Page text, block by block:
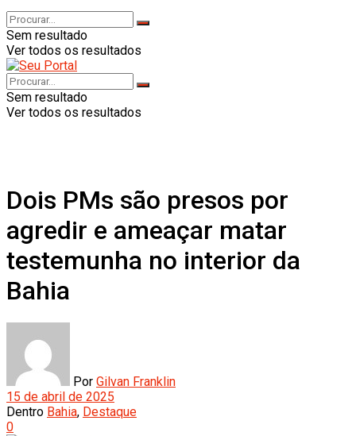
Sem resultado
Ver todos os resultados
Sem resultado
Ver todos os resultados
Dois PMs são presos por
agredir e ameaçar matar
testemunha no interior da
Bahia
Por Gilvan Franklin
15 de abril de 2025
Dentro Bahia, Destaque
0